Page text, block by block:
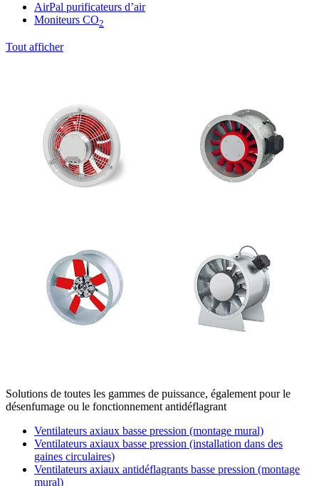
AirPal purificateurs d’air
Moniteurs CO2
Tout afficher
Solutions de toutes les gammes de puissance, également pour le
désenfumage ou le fonctionnement antidéflagrant
Ventilateurs axiaux basse pression (montage mural)
Ventilateurs axiaux basse pression (installation dans des
gaines circulaires)
Ventilateurs axiaux antidéflagrants basse pression (montage
mural)